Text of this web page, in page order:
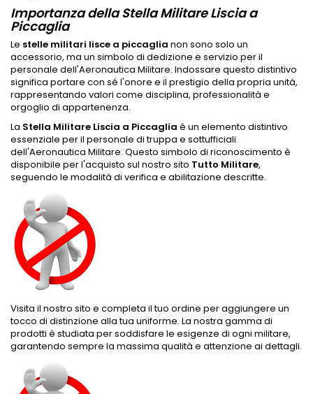
Importanza della Stella Militare Liscia a
Piccaglia
Le stelle militari lisce a piccaglia non sono solo un
accessorio, ma un simbolo di dedizione e servizio per il
personale dell'Aeronautica Militare. Indossare questo distintivo
significa portare con sé l'onore e il prestigio della propria unità,
rappresentando valori come disciplina, professionalità e
orgoglio di appartenenza.
La Stella Militare Liscia a Piccaglia è un elemento distintivo
essenziale per il personale di truppa e sottufficiali
dell'Aeronautica Militare. Questo simbolo di riconoscimento è
disponibile per l'acquisto sul nostro sito Tutto Militare,
seguendo le modalità di verifica e abilitazione descritte.
Visita il nostro sito e completa il tuo ordine per aggiungere un
tocco di distinzione alla tua uniforme. La nostra gamma di
prodotti è studiata per soddisfare le esigenze di ogni militare,
garantendo sempre la massima qualità e attenzione ai dettagli.